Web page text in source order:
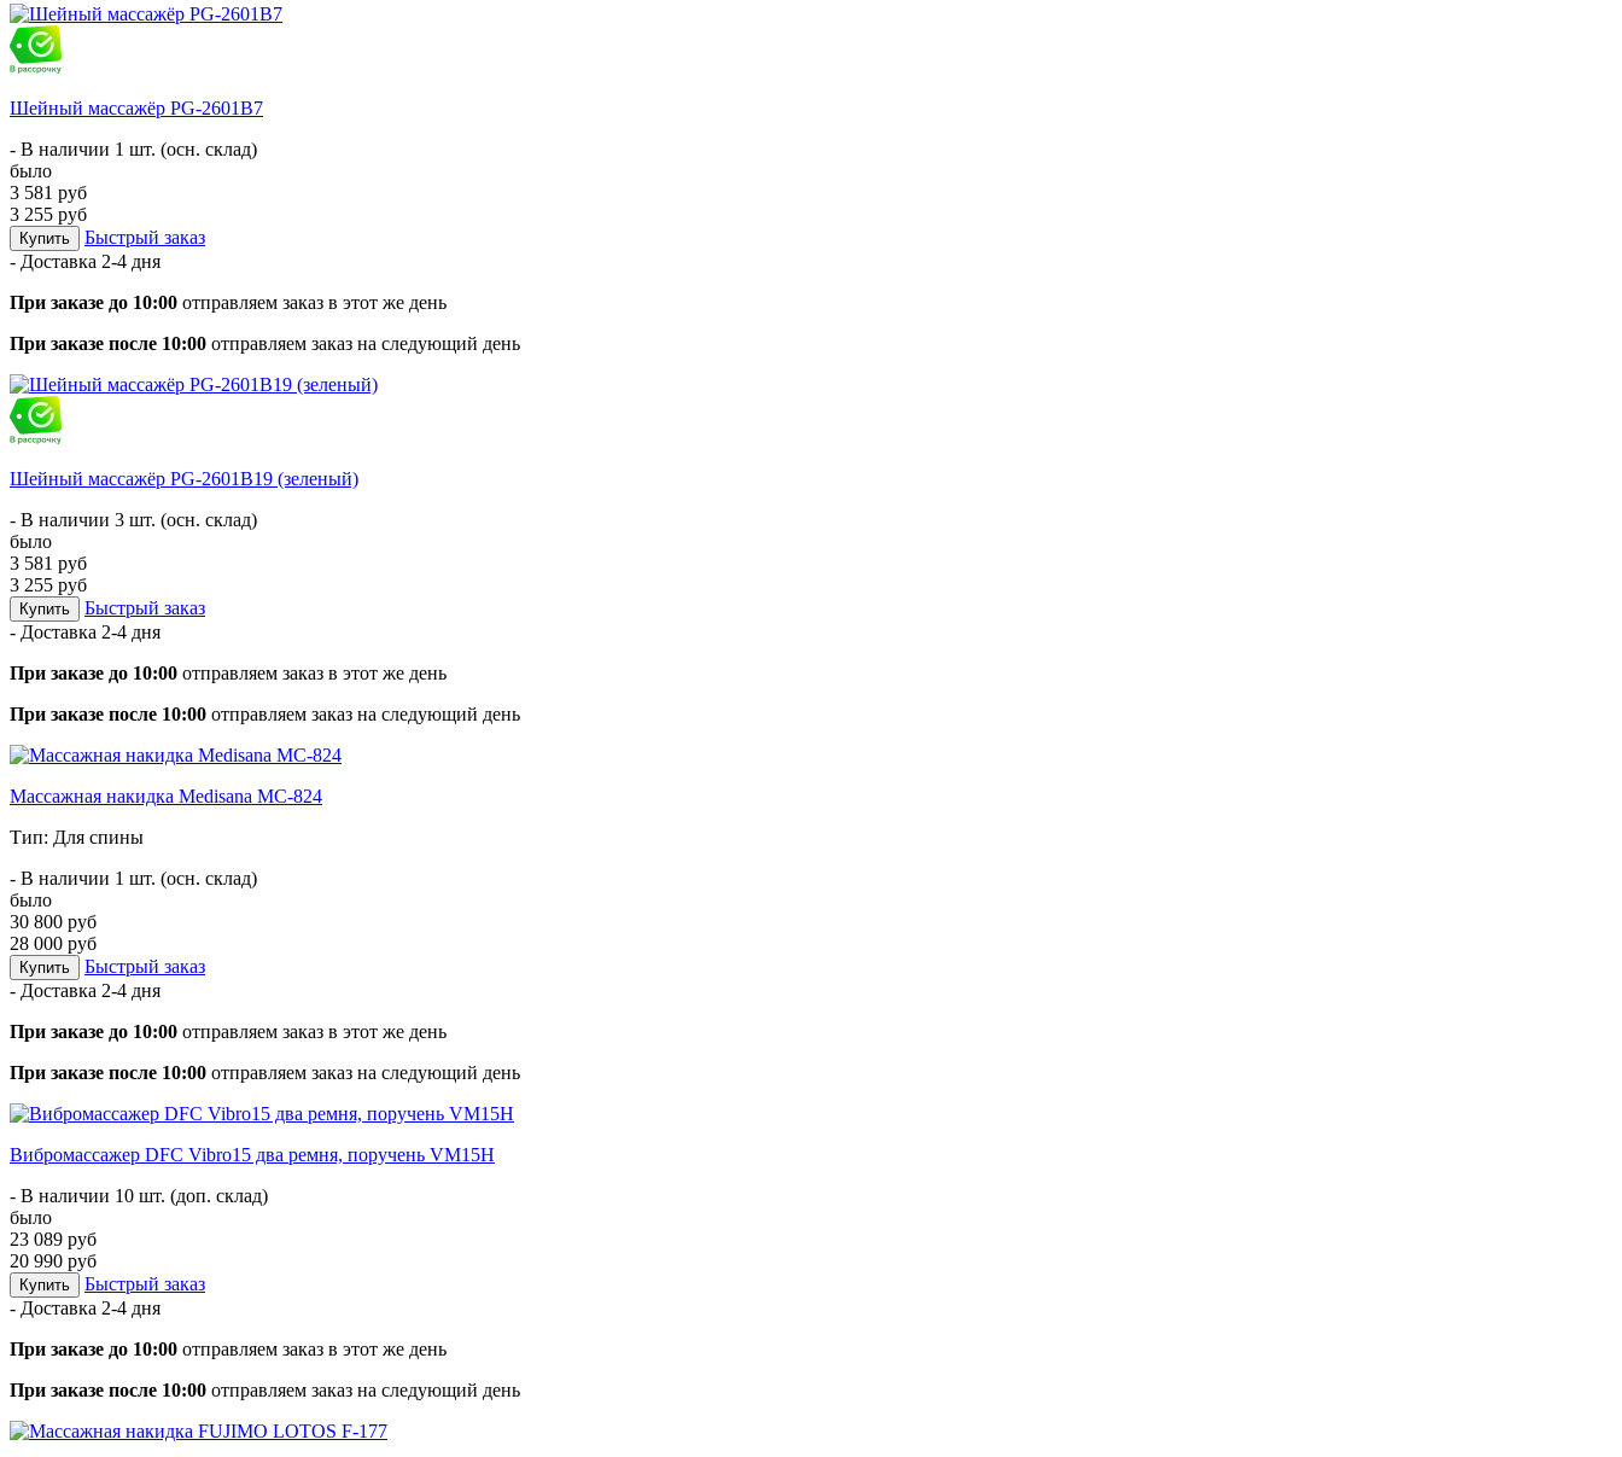
Шейный массажёр PG-2601B7
- В наличии 1 шт. (осн. склад)
было
3 581 руб
3 255 руб
Купить
Быстрый заказ
- Доставка 2-4 дня
При заказе до 10:00 отправляем заказ в этот же день
При заказе после 10:00 отправляем заказ на следующий день
Шейный массажёр PG-2601B19 (зеленый)
- В наличии 3 шт. (осн. склад)
было
3 581 руб
3 255 руб
Купить
Быстрый заказ
- Доставка 2-4 дня
При заказе до 10:00 отправляем заказ в этот же день
При заказе после 10:00 отправляем заказ на следующий день
Массажная накидка Medisana MC-824
Тип: Для спины
- В наличии 1 шт. (осн. склад)
было
30 800 руб
28 000 руб
Купить
Быстрый заказ
- Доставка 2-4 дня
При заказе до 10:00 отправляем заказ в этот же день
При заказе после 10:00 отправляем заказ на следующий день
Вибромассажер DFC Vibro15 два ремня, поручень VM15H
- В наличии 10 шт. (доп. склад)
было
23 089 руб
20 990 руб
Купить
Быстрый заказ
- Доставка 2-4 дня
При заказе до 10:00 отправляем заказ в этот же день
При заказе после 10:00 отправляем заказ на следующий день